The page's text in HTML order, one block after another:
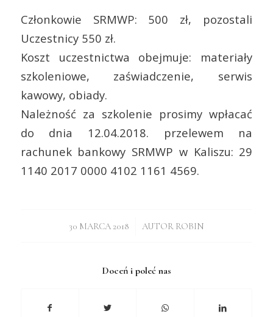
Członkowie SRMWP: 500 zł, pozostali
Uczestnicy 550 zł.
Koszt uczestnictwa obejmuje: materiały
szkoleniowe, zaświadczenie, serwis
kawowy, obiady.
Należność za szkolenie prosimy wpłacać
do dnia 12.04.2018. przelewem na
rachunek bankowy SRMWP w Kaliszu: 29
1140 2017 0000 4102 1161 4569.
30 MARCA 2018
/ AUTOR ROBIN
Doceń i poleć nas